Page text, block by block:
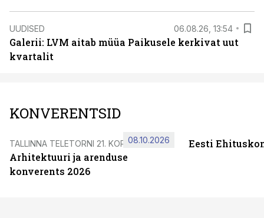
UUDISED 06.08.26, 13:54
Galerii: LVM aitab müüa Paikusele kerkivat uut
kvartalit
KONVERENTSID
TALLINNA TELETORNI 21. KORRUSEL
Arhitektuuri ja arenduse
konverents 2026
08.10.2026 Eesti